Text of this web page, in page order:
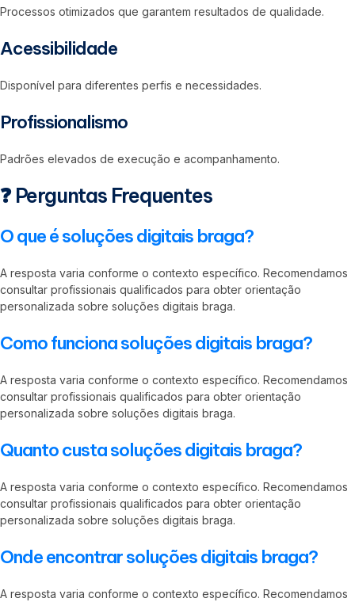
Processos otimizados que garantem resultados de qualidade.
Acessibilidade
Disponível para diferentes perfis e necessidades.
Profissionalismo
Padrões elevados de execução e acompanhamento.
❓ Perguntas Frequentes
O que é soluções digitais braga?
A resposta varia conforme o contexto específico. Recomendamos
consultar profissionais qualificados para obter orientação
personalizada sobre soluções digitais braga.
Como funciona soluções digitais braga?
A resposta varia conforme o contexto específico. Recomendamos
consultar profissionais qualificados para obter orientação
personalizada sobre soluções digitais braga.
Quanto custa soluções digitais braga?
A resposta varia conforme o contexto específico. Recomendamos
consultar profissionais qualificados para obter orientação
personalizada sobre soluções digitais braga.
Onde encontrar soluções digitais braga?
A resposta varia conforme o contexto específico. Recomendamos